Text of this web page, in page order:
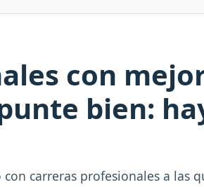
con
bien:
carreras profesionales a las